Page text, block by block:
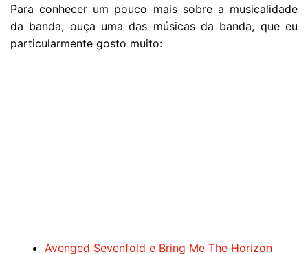
Para conhecer um pouco mais sobre a musicalidade
da banda, ouça uma das músicas da banda, que eu
particularmente gosto muito:
Avenged Sevenfold e Bring Me The Horizon